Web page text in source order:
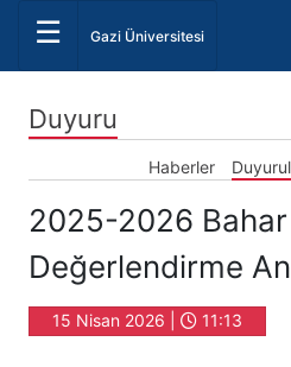
☰ Gazi Üniversitesi
Duyuru
Haberler
2025-2026
Değerlendirme
15 Nisan 2026 | 11:13